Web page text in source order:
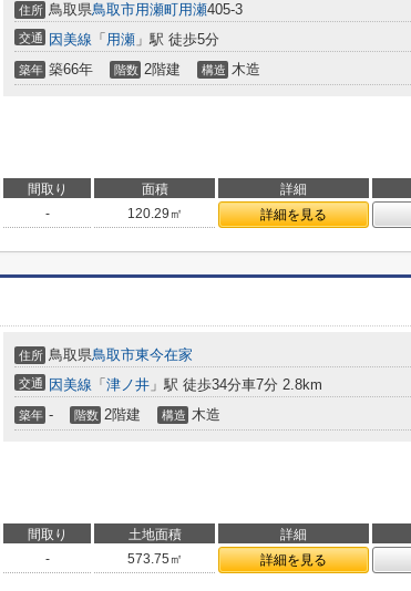
住所 鳥取県鳥取市用瀬町用瀬405-3
交通 因美線 「 用瀬 」駅 徒歩5分
築年 築66年 階数 2階建 構造 木造
間取り 面積 詳細
- 120.29㎡ 詳細を見る
住所 鳥取県鳥取市東今在家
交通 因美線 「 津ノ井 」駅 徒歩34分車7分 2.8km
築年 - 階数 2階建 構造 木造
間取り 土地面積 詳細
- 573.75㎡ 詳細を見る